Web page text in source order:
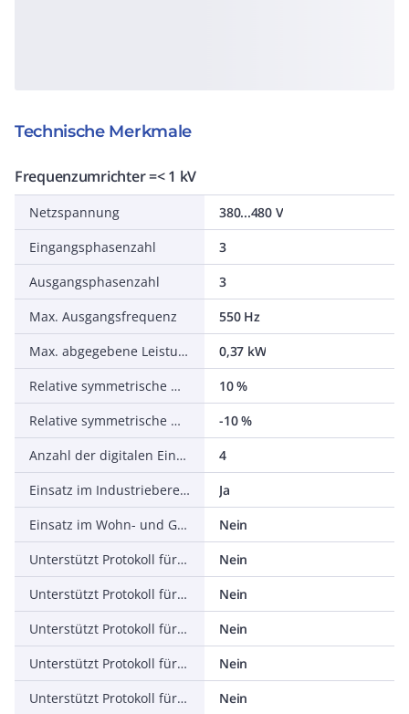
Technische Merkmale
Frequenzumrichter =< 1 kV
Netzspannung
380...480 V
Eingangsphasenzahl
3
Ausgangsphasenzahl
3
Max. Ausgangsfrequenz
550 Hz
Max. abgegebene Leistung bei linearer Belastung bei Bemessungsausgangsspannung
0,37 kW
Relative symmetrische Netzfrequenztoleranz
10 %
Relative symmetrische Netzspannungstoleranz
-10 %
Anzahl der digitalen Eingänge
4
Einsatz im Industriebereich zulässig
Ja
Einsatz im Wohn- und Gewerbebereich zulässig
Nein
Unterstützt Protokoll für TCP/IP
Nein
Unterstützt Protokoll für PROFIBUS
Nein
Unterstützt Protokoll für CAN
Nein
Unterstützt Protokoll für INTERBUS
Nein
Unterstützt Protokoll für ASI
Nein